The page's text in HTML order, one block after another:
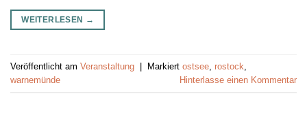
WEITERLESEN →
Veröffentlicht am Veranstaltung | Markiert ostsee rostock
warnemünde
Hinterlasse einen Kommentar